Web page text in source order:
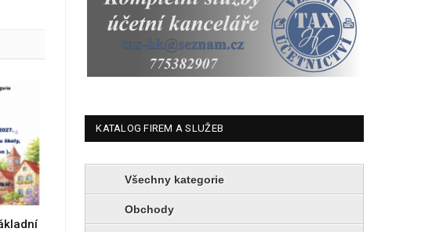
KATALOG FIREM A SLUŽEB
Všechny kategorie
Obchody